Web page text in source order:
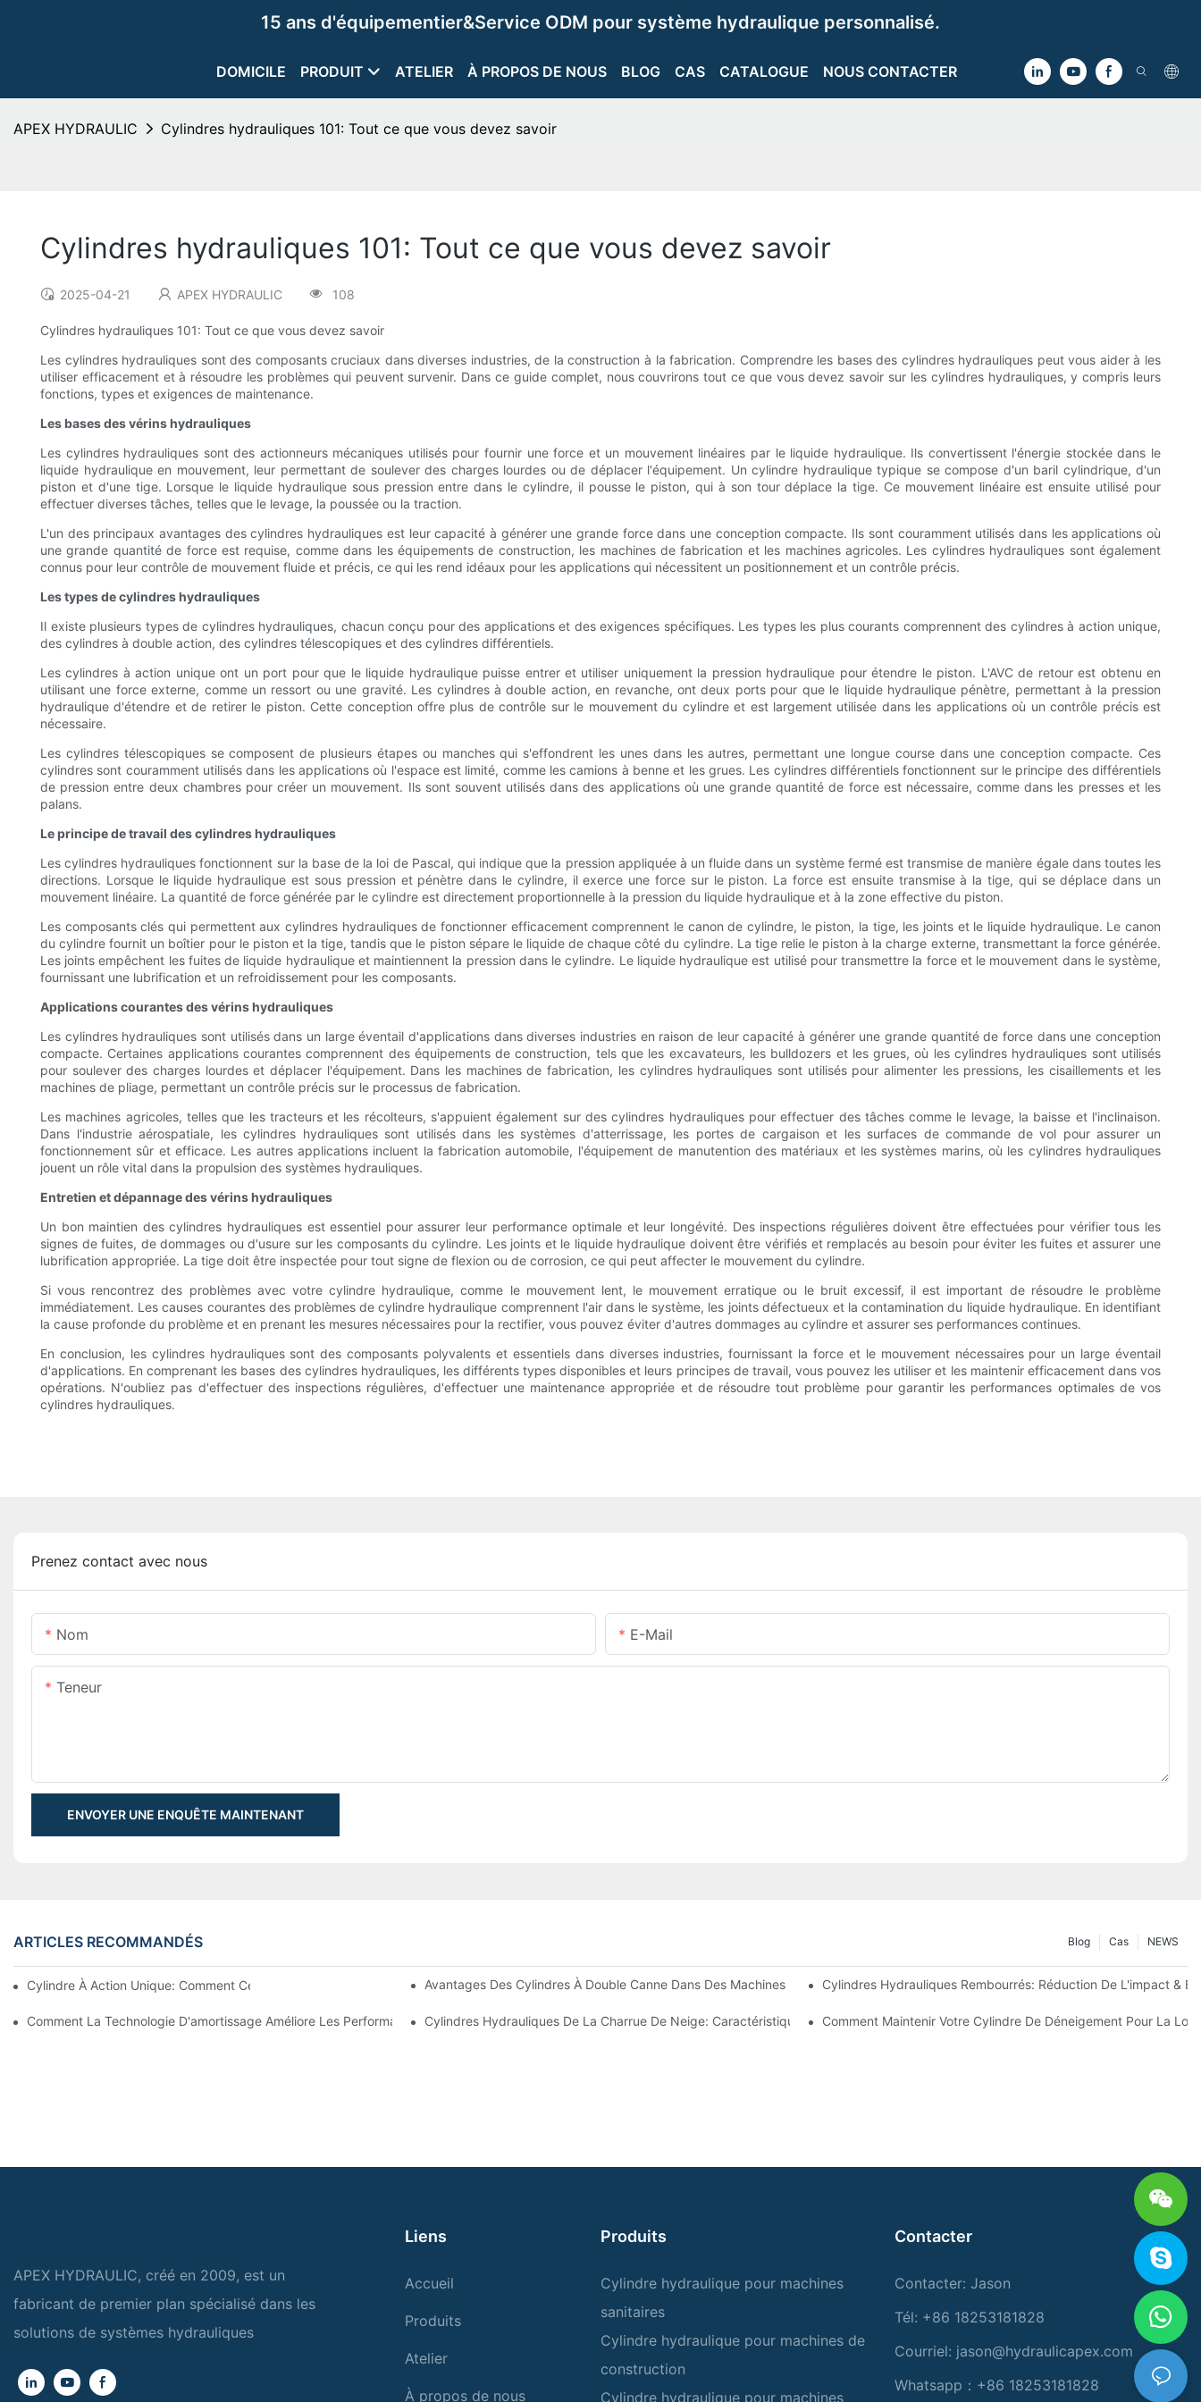
15 ans d'équipementier&Service ODM pour système hydraulique personnalisé.
DOMICILE PRODUIT ATELIER À PROPOS DE NOUS BLOG CAS CATALOGUE NOUS CONTACTER
APEX HYDRAULIC Cylindres hydrauliques 101: Tout ce que vous devez savoir
Cylindres hydrauliques 101: Tout ce que vous devez savoir
2025-04-21 APEX HYDRAULIC 108
Cylindres hydrauliques 101: Tout ce que vous devez savoir
Les cylindres hydrauliques sont des composants cruciaux dans diverses industries, de la construction à la fabrication. Comprendre les bases des cylindres hydrauliques peut vous aider à les
utiliser efficacement et à résoudre les problèmes qui peuvent survenir. Dans ce guide complet, nous couvrirons tout ce que vous devez savoir sur les cylindres hydrauliques, y compris leurs
fonctions, types et exigences de maintenance.
Les bases des vérins hydrauliques
Les cylindres hydrauliques sont des actionneurs mécaniques utilisés pour fournir une force et un mouvement linéaires par le liquide hydraulique. Ils convertissent l'énergie stockée dans le
liquide hydraulique en mouvement, leur permettant de soulever des charges lourdes ou de déplacer l'équipement. Un cylindre hydraulique typique se compose d'un baril cylindrique, d'un
piston et d'une tige. Lorsque le liquide hydraulique sous pression entre dans le cylindre, il pousse le piston, qui à son tour déplace la tige. Ce mouvement linéaire est ensuite utilisé pour
effectuer diverses tâches, telles que le levage, la poussée ou la traction.
L'un des principaux avantages des cylindres hydrauliques est leur capacité à générer une grande force dans une conception compacte. Ils sont couramment utilisés dans les applications où
une grande quantité de force est requise, comme dans les équipements de construction, les machines de fabrication et les machines agricoles. Les cylindres hydrauliques sont également
connus pour leur contrôle de mouvement fluide et précis, ce qui les rend idéaux pour les applications qui nécessitent un positionnement et un contrôle précis.
Les types de cylindres hydrauliques
Il existe plusieurs types de cylindres hydrauliques, chacun conçu pour des applications et des exigences spécifiques. Les types les plus courants comprennent des cylindres à action unique,
des cylindres à double action, des cylindres télescopiques et des cylindres différentiels.
Les cylindres à action unique ont un port pour que le liquide hydraulique puisse entrer et utiliser uniquement la pression hydraulique pour étendre le piston. L'AVC de retour est obtenu en
utilisant une force externe, comme un ressort ou une gravité. Les cylindres à double action, en revanche, ont deux ports pour que le liquide hydraulique pénètre, permettant à la pression
hydraulique d'étendre et de retirer le piston. Cette conception offre plus de contrôle sur le mouvement du cylindre et est largement utilisée dans les applications où un contrôle précis est
nécessaire.
Les cylindres télescopiques se composent de plusieurs étapes ou manches qui s'effondrent les unes dans les autres, permettant une longue course dans une conception compacte. Ces
cylindres sont couramment utilisés dans les applications où l'espace est limité, comme les camions à benne et les grues. Les cylindres différentiels fonctionnent sur le principe des différentiels
de pression entre deux chambres pour créer un mouvement. Ils sont souvent utilisés dans des applications où une grande quantité de force est nécessaire, comme dans les presses et les
palans.
Le principe de travail des cylindres hydrauliques
Les cylindres hydrauliques fonctionnent sur la base de la loi de Pascal, qui indique que la pression appliquée à un fluide dans un système fermé est transmise de manière égale dans toutes les
directions. Lorsque le liquide hydraulique est sous pression et pénètre dans le cylindre, il exerce une force sur le piston. La force est ensuite transmise à la tige, qui se déplace dans un
mouvement linéaire. La quantité de force générée par le cylindre est directement proportionnelle à la pression du liquide hydraulique et à la zone effective du piston.
Les composants clés qui permettent aux cylindres hydrauliques de fonctionner efficacement comprennent le canon de cylindre, le piston, la tige, les joints et le liquide hydraulique. Le canon
du cylindre fournit un boîtier pour le piston et la tige, tandis que le piston sépare le liquide de chaque côté du cylindre. La tige relie le piston à la charge externe, transmettant la force générée.
Les joints empêchent les fuites de liquide hydraulique et maintiennent la pression dans le cylindre. Le liquide hydraulique est utilisé pour transmettre la force et le mouvement dans le système,
fournissant une lubrification et un refroidissement pour les composants.
Applications courantes des vérins hydrauliques
Les cylindres hydrauliques sont utilisés dans un large éventail d'applications dans diverses industries en raison de leur capacité à générer une grande quantité de force dans une conception
compacte. Certaines applications courantes comprennent des équipements de construction, tels que les excavateurs, les bulldozers et les grues, où les cylindres hydrauliques sont utilisés
pour soulever des charges lourdes et déplacer l'équipement. Dans les machines de fabrication, les cylindres hydrauliques sont utilisés pour alimenter les pressions, les cisaillements et les
machines de pliage, permettant un contrôle précis sur le processus de fabrication.
Les machines agricoles, telles que les tracteurs et les récolteurs, s'appuient également sur des cylindres hydrauliques pour effectuer des tâches comme le levage, la baisse et l'inclinaison.
Dans l'industrie aérospatiale, les cylindres hydrauliques sont utilisés dans les systèmes d'atterrissage, les portes de cargaison et les surfaces de commande de vol pour assurer un
fonctionnement sûr et efficace. Les autres applications incluent la fabrication automobile, l'équipement de manutention des matériaux et les systèmes marins, où les cylindres hydrauliques
jouent un rôle vital dans la propulsion des systèmes hydrauliques.
Entretien et dépannage des vérins hydrauliques
Un bon maintien des cylindres hydrauliques est essentiel pour assurer leur performance optimale et leur longévité. Des inspections régulières doivent être effectuées pour vérifier tous les
signes de fuites, de dommages ou d'usure sur les composants du cylindre. Les joints et le liquide hydraulique doivent être vérifiés et remplacés au besoin pour éviter les fuites et assurer une
lubrification appropriée. La tige doit être inspectée pour tout signe de flexion ou de corrosion, ce qui peut affecter le mouvement du cylindre.
Si vous rencontrez des problèmes avec votre cylindre hydraulique, comme le mouvement lent, le mouvement erratique ou le bruit excessif, il est important de résoudre le problème
immédiatement. Les causes courantes des problèmes de cylindre hydraulique comprennent l'air dans le système, les joints défectueux et la contamination du liquide hydraulique. En identifiant
la cause profonde du problème et en prenant les mesures nécessaires pour la rectifier, vous pouvez éviter d'autres dommages au cylindre et assurer ses performances continues.
En conclusion, les cylindres hydrauliques sont des composants polyvalents et essentiels dans diverses industries, fournissant la force et le mouvement nécessaires pour un large éventail
d'applications. En comprenant les bases des cylindres hydrauliques, les différents types disponibles et leurs principes de travail, vous pouvez les utiliser et les maintenir efficacement dans vos
opérations. N'oubliez pas d'effectuer des inspections régulières, d'effectuer une maintenance appropriée et de résoudre tout problème pour garantir les performances optimales de vos
cylindres hydrauliques.
Prenez contact avec nous
Nom E-Mail
Teneur
ENVOYER UNE ENQUÊTE MAINTENANT
ARTICLES RECOMMANDÉS NEWS
Cas
Blog
Cylindre À Action Unique: Comment Cela Fonctionne & Applications CommunesAvantages Des Cylindres À Double Canne Dans Des Machines De PrécisionCylindres Hydrauliques Rembourrés: Réduction De L'impact &
Comment La Technologie D'amortissage Améliore Les Performances De Cylindre HydrauliqueCylindres Hydrauliques De La Charrue De Neige: Caractéristiques Clés Pour Les Conditions Hivernales Dures
Comment Maintenir Votre Cylindre De Déneigement Pour La
APEX HYDRAULIC, créé en 2009, est un
fabricant de premier plan spécialisé dans les
solutions de systèmes hydrauliques
Liens
Accueil
Produits
Atelier
À propos de nous
Produits
Cylindre hydraulique pour machines
sanitaires
Cylindre hydraulique pour machines de
construction
Cylindre hydraulique pour machines
Contacter
Contacter: Jason
Tél: +86 18253181828
Courriel: jason@hydraulicapex.com
Whatsapp：+86 18253181828